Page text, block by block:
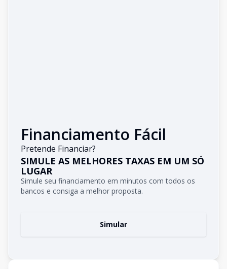
Financiamento Fácil
Pretende Financiar?
SIMULE AS MELHORES TAXAS EM UM SÓ
LUGAR
Simule seu financiamento em minutos com todos os
bancos e consiga a melhor proposta.
Simular